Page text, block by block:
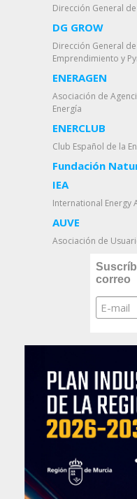
Dirección General
DG GROW
Dirección General
Emprendimiento y
ENERAGEN
Asociación de
Energía
ENERCLUB
Club Español de la
Fundación
IEA
International Energy
AUVE
Asociación de
correo